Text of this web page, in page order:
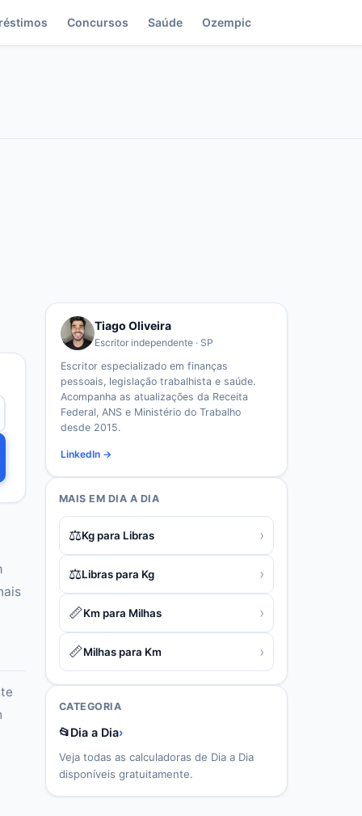
Concursos Saúde Ozempic
Tiago Oliveira
Escritor independente · SP
Escritor especializado em finanças
pessoais, legislação trabalhista e saúde.
Acompanha as atualizações da Receita
Federal, ANS e Ministério do Trabalho
desde 2015.
LinkedIn →
MAIS EM DIA A DIA
⚖️Kg para Libras ›
⚖️Libras para Kg ›
📏Km para Milhas ›
📏Milhas para Km ›
CATEGORIA
📂Dia a Dia›
Veja todas as calculadoras de Dia a Dia
disponíveis gratuitamente.